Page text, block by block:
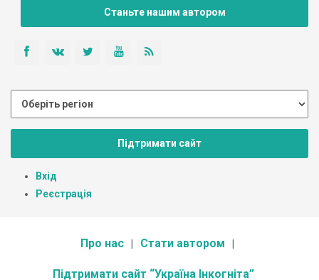
Станьте нашим автором
Підтримати сайт
Вхід
Реєстрація
Про нас Стати автором
Підтримати сайт “Україна Інкогніта”